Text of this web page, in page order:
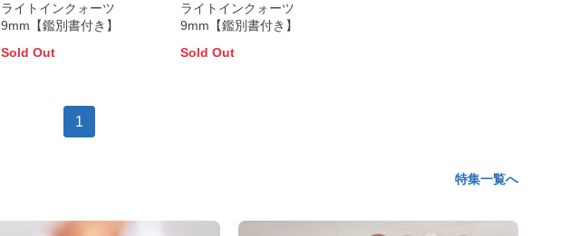
ライトインクォーツ
9mm【鑑別書付き】
Sold Out
ライトインクォーツ
9mm【鑑別書付き】
Sold Out
1
特集一覧へ